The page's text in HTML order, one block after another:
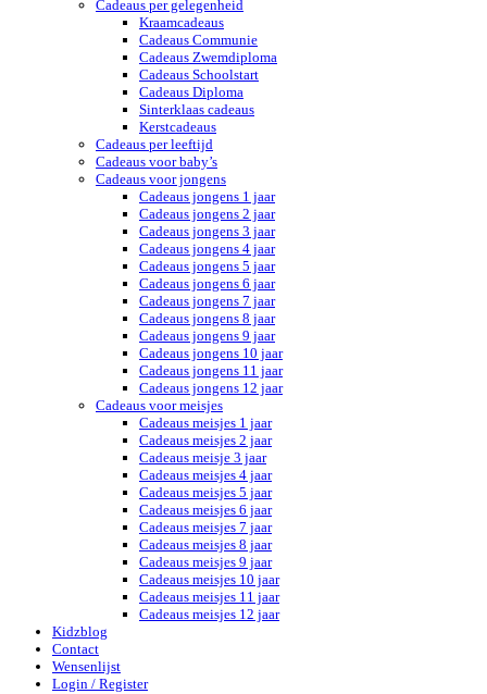
Cadeaus per gelegenheid
Kraamcadeaus
Cadeaus Communie
Cadeaus Zwemdiploma
Cadeaus Schoolstart
Cadeaus Diploma
Sinterklaas cadeaus
Kerstcadeaus
Cadeaus per leeftijd
Cadeaus voor baby’s
Cadeaus voor jongens
Cadeaus jongens 1 jaar
Cadeaus jongens 2 jaar
Cadeaus jongens 3 jaar
Cadeaus jongens 4 jaar
Cadeaus jongens 5 jaar
Cadeaus jongens 6 jaar
Cadeaus jongens 7 jaar
Cadeaus jongens 8 jaar
Cadeaus jongens 9 jaar
Cadeaus jongens 10 jaar
Cadeaus jongens 11 jaar
Cadeaus jongens 12 jaar
Cadeaus voor meisjes
Cadeaus meisjes 1 jaar
Cadeaus meisjes 2 jaar
Cadeaus meisje 3 jaar
Cadeaus meisjes 4 jaar
Cadeaus meisjes 5 jaar
Cadeaus meisjes 6 jaar
Cadeaus meisjes 7 jaar
Cadeaus meisjes 8 jaar
Cadeaus meisjes 9 jaar
Cadeaus meisjes 10 jaar
Cadeaus meisjes 11 jaar
Cadeaus meisjes 12 jaar
Kidzblog
Contact
Wensenlijst
Login / Register